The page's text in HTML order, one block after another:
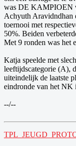
was DE KAMPIOEN
Achyuth Aravidndhan
toernooi met
50%. Beiden
Met 9 ronden was het
Katja speelde met
leeftijdscategorie (A),
uiteindelijk de laatste
eindronde van het NK
--/--